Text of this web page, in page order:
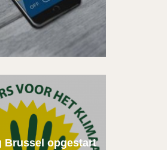
Brussel opgestart